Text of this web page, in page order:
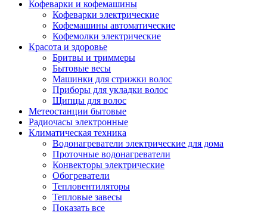
Кофеварки и кофемашины
Кофеварки электрические
Кофемашины автоматические
Кофемолки электрические
Красота и здоровье
Бритвы и триммеры
Бытовые весы
Машинки для стрижки волос
Приборы для укладки волос
Щипцы для волос
Метеостанции бытовые
Радиочасы электронные
Климатическая техника
Водонагреватели электрические для дома
Проточные водонагреватели
Конвекторы электрические
Обогреватели
Тепловентиляторы
Тепловые завесы
Показать все